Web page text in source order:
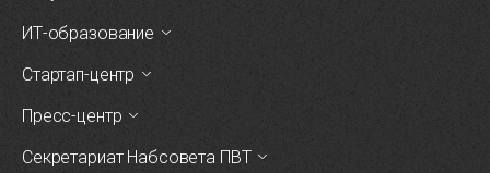
ИТ-образование
Стартап-центр
Пресс-центр
Секретариат Набсовета ПВТ